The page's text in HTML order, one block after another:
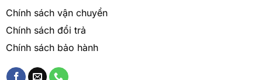
cách kênh: 12.5 kHz (Analog mode), 6.25 kHz (Digital
Dung
Chính sách vận chuyển
Chính sách đổi trả
Chính sách bảo hành